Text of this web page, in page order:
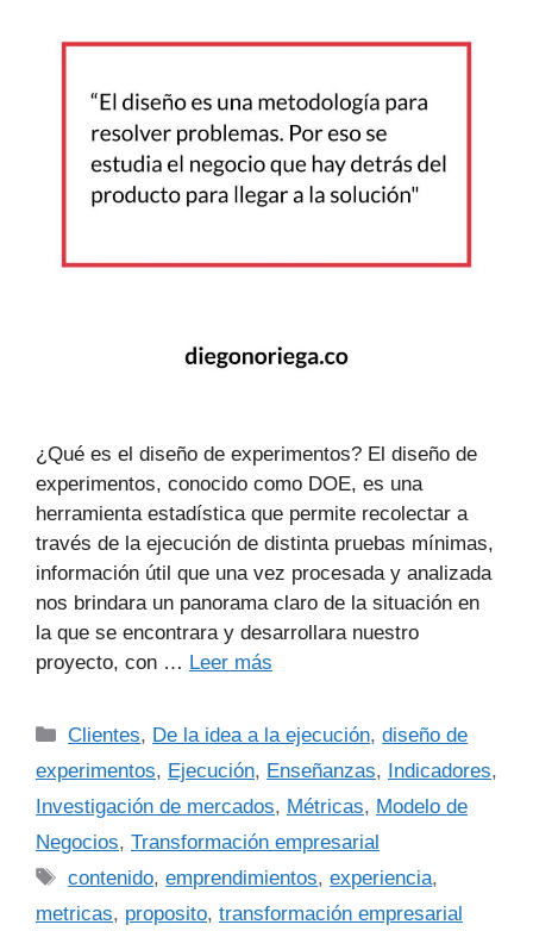
¿Qué es el diseño de experimentos? El diseño de
experimentos, conocido como DOE, es una
herramienta estadística que permite recolectar a
través de la ejecución de distinta pruebas mínimas,
información útil que una vez procesada y analizada
nos brindara un panorama claro de la situación en
la que se encontrara y desarrollara nuestro
proyecto, con … Leer más
Clientes, De la idea a la ejecución,diseño de
experimentos, Ejecución, Enseñanzas, Indicadores,
Investigación de mercados, Métricas, Modelo de
Negocios, Transformación empresarial
contenido,emprendimientos,experiencia,
metricas, proposito, transformación empresarial